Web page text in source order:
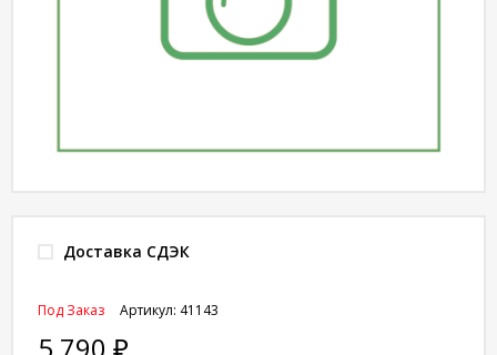
Доставка СДЭК
Артикул: 41143
Под Заказ